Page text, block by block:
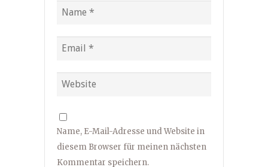
Name, E-Mail-Adresse und Website in
diesem Browser für meinen nächsten
Kommentar speichern.